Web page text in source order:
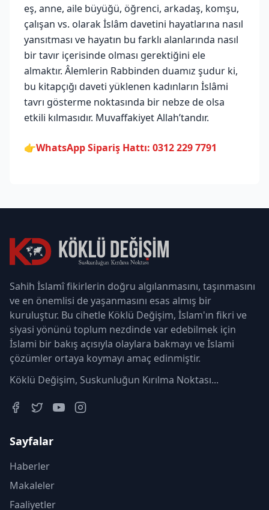
eş, anne, aile büyüğü, öğrenci, arkadaş, komşu,
çalışan vs. olarak İslâm davetini hayatlarına nasıl
yansıtması ve hayatın bu farklı alanlarında nasıl
bir tavır içerisinde olması gerektiğini ele
almaktır. Âlemlerin Rabbinden duamız şudur ki,
bu kitapçığı daveti yüklenen kadınların İslâmi
tavrı gösterme noktasında bir nebze de olsa
etkili kılmasıdır. Muvaffakiyet Allah’tandır.
👉WhatsApp Sipariş Hattı: 0312 229 7791
Sahih İslamî fikirlerin doğru algılanmasını, taşınmasını
ve en önemlisi de yaşanmasını esas almış bir
kuruluştur. Bu cihetle Köklü Değişim, İslam'ın fikri ve
siyasi yönünü toplum nezdinde var edebilmek için
İslami bir bakış açısıyla olaylara bakmayı ve İslami
çözümler ortaya koymayı amaç edinmiştir.
Köklü Değişim, Suskunluğun Kırılma Noktası...
Sayfalar
Haberler
Makaleler
Faaliyetler